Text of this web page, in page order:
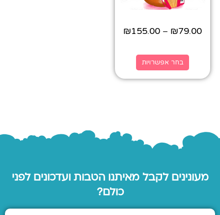
₪79.00
–
₪155.00
בחר אפשרויות
מעונינים לקבל מאיתנו הטבות ועדכונים לפני
כולם?